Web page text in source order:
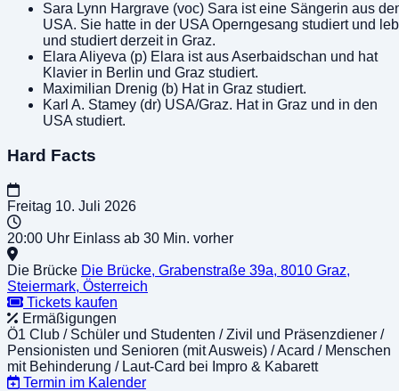
Sara Lynn Hargrave (voc) Sara ist eine Sängerin aus
USA. Sie hatte in der USA Operngesang studiert und
und studiert derzeit in Graz.
Elara Aliyeva (p) Elara ist aus Aserbaidschan und hat
Klavier in Berlin und Graz studiert.
Maximilian Drenig (b) Hat in Graz studiert.
Karl A. Stamey (dr) USA/Graz. Hat in Graz und in den
USA studiert.
Hard Facts
Freitag 10. Juli 2026
20:00 Uhr Einlass ab 30 Min. vorher
Die Brücke Die Brücke, Grabenstraße 39a, 8010 Graz,
Steiermark, Österreich
Tickets kaufen
Ermäßigungen
Ö1 Club / Schüler und Studenten / Zivil und Präsenzdiener /
Pensionisten und Senioren (mit Ausweis) / Acard / Menschen
mit Behinderung / Laut-Card bei Impro & Kabarett
Termin im Kalender